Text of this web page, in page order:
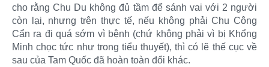
cho rằng Chu Du không đủ tầm để sánh vai với 2 người
còn lại, nhưng trên thực tế, nếu không phải Chu Công
Cẩn ra đi quá sớm vì bệnh (chứ không phải vì bị Khổng
Minh chọc tức như trong tiểu thuyết), thì có lẽ thế cục về
sau của Tam Quốc đã hoàn toàn đổi khác.